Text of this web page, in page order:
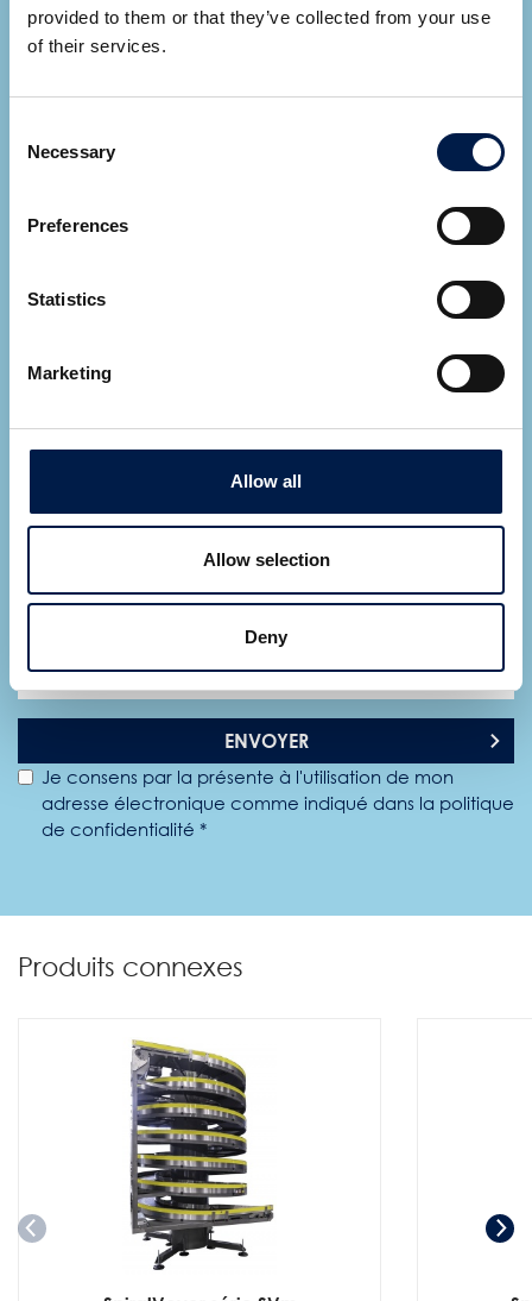
provided to them or that they’ve collected from your use
of their services.
Selection
Necessary
Preferences
Statistics
Marketing
Allow all
Allow selection
Deny
Ryan Cupp
ENVOYER
Je consens par la présente à l'utilisation de mon
adresse électronique comme indiqué dans la politique
de confidentialité *
Produits connexes